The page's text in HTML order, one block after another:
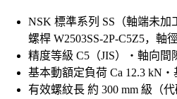
NSK 標準系列 SS（軸端未
螺桿 W2503SS-2P-C5Z5，軸
精度等級 C5（JIS）・軸向間
基本動額定負荷 Ca 12.3 kN
有效螺紋長 約 300 mm 級（